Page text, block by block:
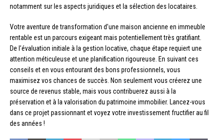
notamment sur les aspects juridiques et la sélection des locataires.
Votre aventure de transformation d’une maison ancienne en immeuble
rentable est un parcours exigeant mais potentiellement très gratifiant.
De l’évaluation initiale à la gestion locative, chaque étape requiert une
attention méticuleuse et une planification rigoureuse. En suivant ces
conseils et en vous entourant des bons professionnels, vous
maximisez vos chances de succès. Non seulement vous créerez une
source de revenus stable, mais vous contribuerez aussi à la
préservation et à la valorisation du patrimoine immobilier. Lancez-vous
dans ce projet passionnant et voyez votre investissement fructifier au fil
des années !